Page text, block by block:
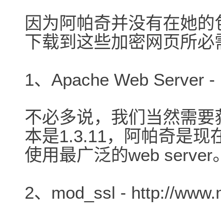
因为阿帕奇并没有在她
下载到这些加密网页所必
1、Apache Web Server
不必多说，我们当然需
本是1.3.11，阿帕奇是现
使用最广泛的web server
2、mod_ssl - http://